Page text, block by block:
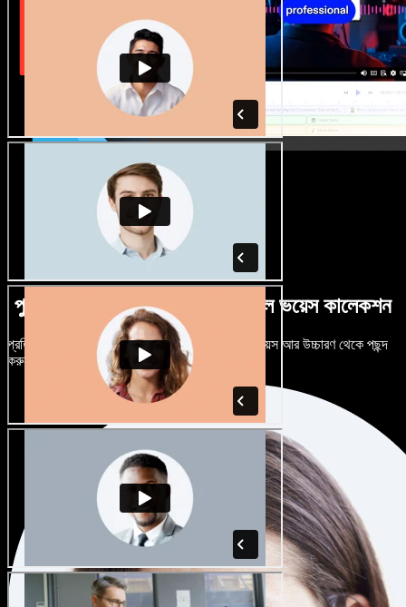
পুরুষ-নারী ভেদে নানান উচ্চারণে বিশাল ভয়েস কালেকশন
প্রতিটি প্রজেক্টকে আলাদা শোনাতে দিন। শত শত AI ভয়েস আর উচ্চারণ থেকে পছন্দ
করুন, নিজের মতো টিউন করুন।